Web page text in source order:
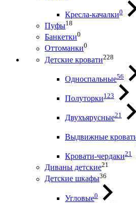
Кресла-качалки0
Пуфы18
Банкетки0
Оттоманки0
Детские кровати228
Односпальные56
Полуторки123
Двухъярусные21
Выдвижные
Кровати-чердаки21
Диваны детские21
Детские шкафы36
Угловые0